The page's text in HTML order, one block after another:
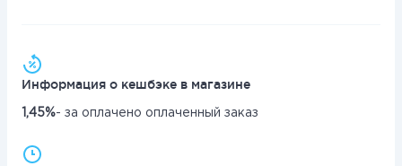
Информация о кешбэке в магазине
1,45%- за оплачено оплаченный заказ